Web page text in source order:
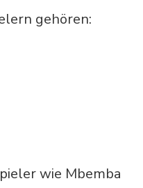
gehören:
wie Mbemba